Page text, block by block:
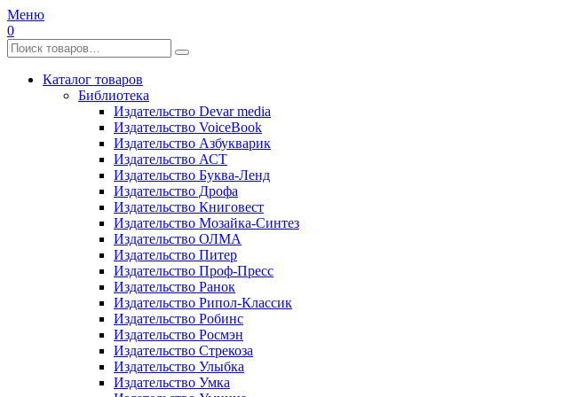
Меню
0
Каталог товаров
Библиотека
Издательство Devar media
Издательство VoiceBook
Издательство Азбукварик
Издательство АСТ
Издательство Буква-Ленд
Издательство Дрофа
Издательство Книговест
Издательство Мозайка-Синтез
Издательство ОЛМА
Издательство Питер
Издательство Проф-Пресс
Издательство Ранок
Издательство Рипол-Классик
Издательство Робинс
Издательство Росмэн
Издательство Стрекоза
Издательство Улыбка
Издательство Умка